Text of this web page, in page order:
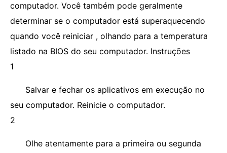
computador. Você também pode geralmente
determinar se o computador está superaquecendo
quando você reiniciar , olhando para a temperatura
listado na BIOS do seu computador. Instruções
1
Salvar e fechar os aplicativos em execução no
seu computador. Reinicie o computador.
2
Olhe atentamente para a primeira ou segunda